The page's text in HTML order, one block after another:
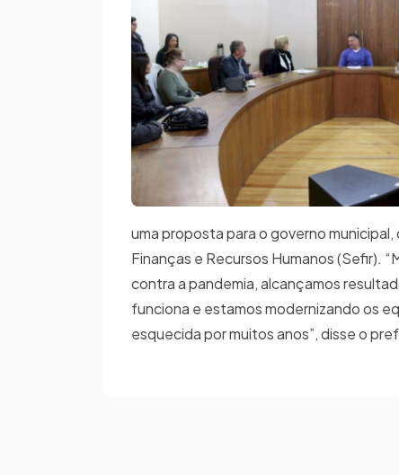
uma proposta para o governo
Finanças e Recursos Humanos (Sefir).
contra a pandemia, alcançamos
funciona e estamos modernizando os
esquecida por muitos anos”, disse o